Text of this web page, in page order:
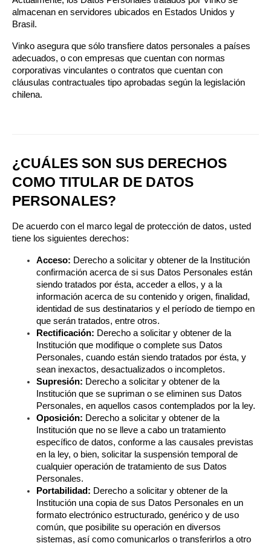
almacenan en servidores ubicados en Estados Unidos y
Brasil.
Vinko asegura que sólo transfiere datos personales a países
adecuados, o con empresas que cuentan con normas
corporativas vinculantes o contratos que cuentan con
cláusulas contractuales tipo aprobadas según la legislación
chilena.
¿CUÁLES SON SUS DERECHOS
COMO TITULAR DE DATOS
PERSONALES?
De acuerdo con el marco legal de protección de datos, usted
tiene los siguientes derechos:
Acceso: Derecho a solicitar y obtener de la Institución
confirmación acerca de si sus Datos Personales están
siendo tratados por ésta, acceder a ellos, y a la
información acerca de su contenido y origen, finalidad,
identidad de sus destinatarios y el período de tiempo en
que serán tratados, entre otros.
Rectificación: Derecho a solicitar y obtener de la
Institución que modifique o complete sus Datos
Personales, cuando están siendo tratados por ésta, y
sean inexactos, desactualizados o incompletos.
Supresión: Derecho a solicitar y obtener de la
Institución que se supriman o se eliminen sus Datos
Personales, en aquellos casos contemplados por la ley.
Oposición: Derecho a solicitar y obtener de la
Institución que no se lleve a cabo un tratamiento
específico de datos, conforme a las causales previstas
en la ley, o bien, solicitar la suspensión temporal de
cualquier operación de tratamiento de sus Datos
Personales.
Portabilidad: Derecho a solicitar y obtener de la
Institución una copia de sus Datos Personales en un
formato electrónico estructurado, genérico y de uso
común, que posibilite su operación en diversos
sistemas, así como comunicarlos o transferirlos a otro